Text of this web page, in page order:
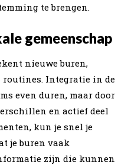
te brengen.
gemeenschap
nieuwe buren,
Integratie in de
even duren, maar door
en actief deel
kun je snel je
je buren vaak
zijn die kunnen